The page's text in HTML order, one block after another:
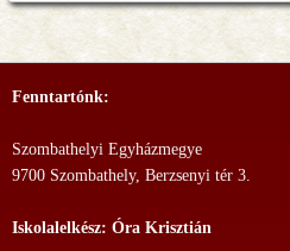
Fenntartónk:
Szombathelyi Egyházmegye
9700 Szombathely, Berzsenyi tér 3.
Iskolalelkész: Óra Krisztián